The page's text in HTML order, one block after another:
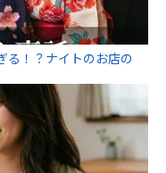
る！？ナイトのお店の